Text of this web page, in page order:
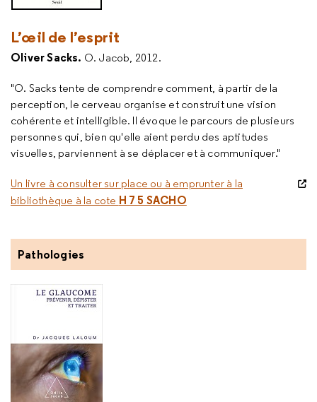
L’œil de l’esprit
Oliver Sacks. O. Jacob, 2012.
"O. Sacks tente de comprendre comment, à partir de la
perception, le cerveau organise et construit une vision
cohérente et intelligible. Il évoque le parcours de plusieurs
personnes qui, bien qu'elle aient perdu des aptitudes
visuelles, parviennent à se déplacer et à communiquer."
Un livre à consulter sur place ou à emprunter à la
bibliothèque à la cote H 7 5 SACHO
Pathologies